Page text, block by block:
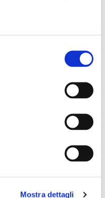
Mostra dettagli